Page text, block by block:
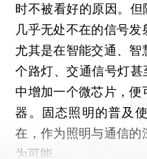
时不被看好的原因。
几乎无处不在的信号发
尤其是在智能交通、
个路灯、交通信号灯
中增加一个微芯片，
器。固态照明的普及
在，作为照明与通信
为可能。